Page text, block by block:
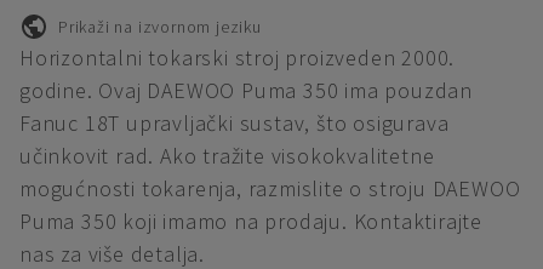
Prikaži na izvornom jeziku
Horizontalni tokarski stroj proizveden 2000.
godine. Ovaj DAEWOO Puma 350 ima pouzdan
Fanuc 18T upravljački sustav, što osigurava
učinkovit rad. Ako tražite visokokvalitetne
mogućnosti tokarenja, razmislite o stroju DAEWOO
Puma 350 koji imamo na prodaju. Kontaktirajte
nas za više detalja.